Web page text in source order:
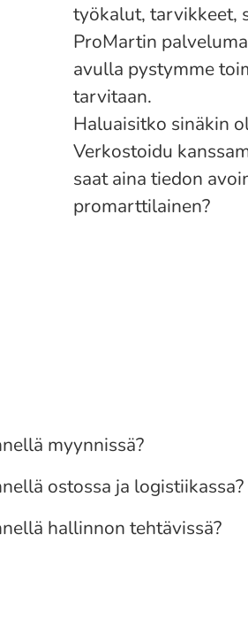
työkalut, tarvikkeet,
ProMartin
avulla pystymme
tarvitaan.
Haluaisitko sinäkin
Verkostoidu
saat aina tiedon
promarttilainen?
myynnissä?
ostossa ja logistiikassa?
hallinnon tehtävissä?